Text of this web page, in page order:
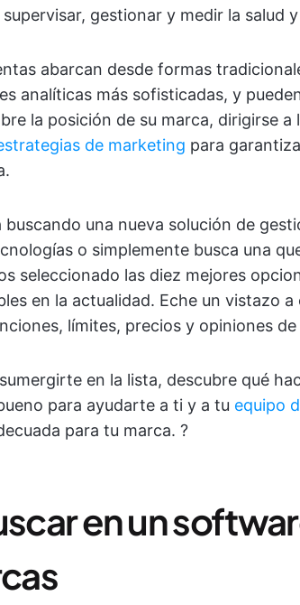
gestionar y medir la salud
abarcan desde formas
analíticas más sofisticadas, y
la posición de su marca, dirigirse a
de marketing para
buscando una nueva solución de
o simplemente busca una
seleccionado las diez mejores
en la actualidad. Eche un vistazo
límites, precios y opiniones
en la lista, descubre qué
para ayudarte a ti y a tu equipo
para tu marca. ?
en un